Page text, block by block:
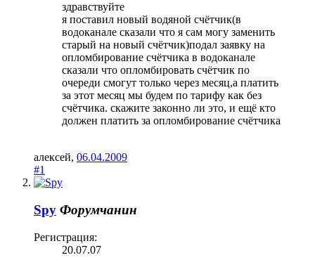
здравствуйте
я поставил новый водяной счётчик(в
водоканале сказали что я сам могу заменить
старый на новый счётчик)подал заявку на
опломбирование счётчика в водоканале
сказали что опломбировать счётчик по
очереди смогут только через месяц,а платить
за этот месяц мы будем по тарифу как без
счётчика. скажите законно ли это, и ещё кто
должен платить за опломбирование счётчика
алексей, 06.04.2009
#1
Spy Форумчанин
Регистрация:
20.07.07